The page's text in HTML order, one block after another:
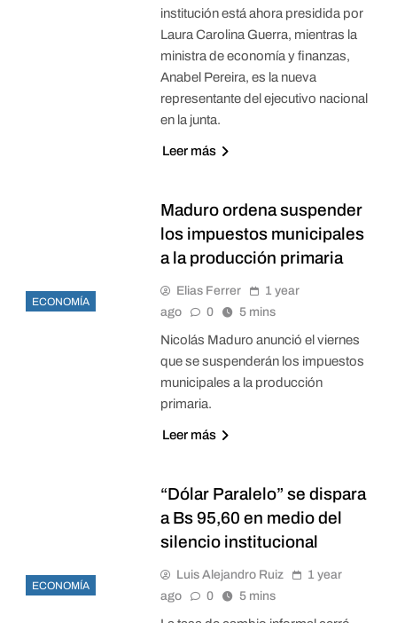
institución está ahora presidida por
Laura Carolina Guerra, mientras la
ministra de economía y finanzas,
Anabel Pereira, es la nueva
representante del ejecutivo nacional
en la junta.
Leer más
ECONOMÍA
Maduro ordena suspender
los impuestos municipales
a la producción primaria
Elias Ferrer
1 year
ago
0 5 mins
Nicolás Maduro anunció el viernes
que se suspenderán los impuestos
municipales a la producción
primaria.
Leer más
ECONOMÍA
“Dólar Paralelo” se dispara
a Bs 95,60 en medio del
silencio institucional
Luis Alejandro Ruiz
1 year
ago
0 5 mins